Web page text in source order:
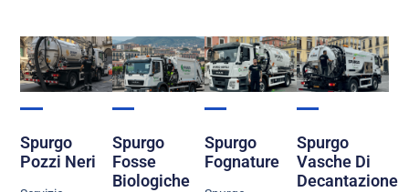
Spurgo
Pozzi Neri
Spurgo
Fosse
Biologiche
Spurgo
Fognature
Spurgo
Vasche Di
Decantazione